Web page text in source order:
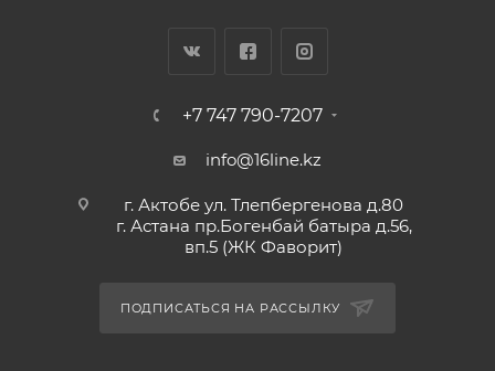
+7 747 790-7207
info@16line.kz
г. Актобе ул. Тлепбергенова д.80
г. Астана пр.Богенбай батыра д.56,
вп.5 (ЖК Фаворит)
ПОДПИСАТЬСЯ НА РАССЫЛКУ